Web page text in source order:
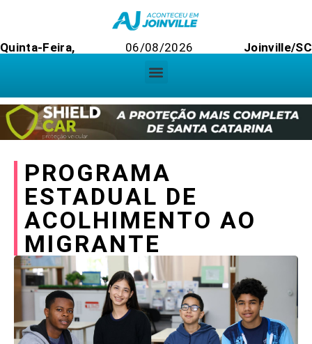
Quinta-Feira, 06/08/2026 Joinville/SC
PROGRAMA
ESTADUAL DE
ACOLHIMENTO AO
MIGRANTE